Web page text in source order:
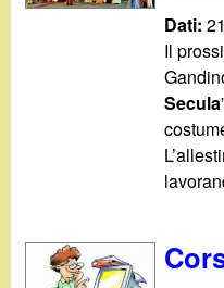
Dati:
Il
Secula